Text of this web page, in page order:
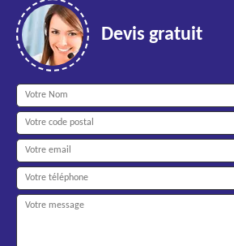
Devis gratuit